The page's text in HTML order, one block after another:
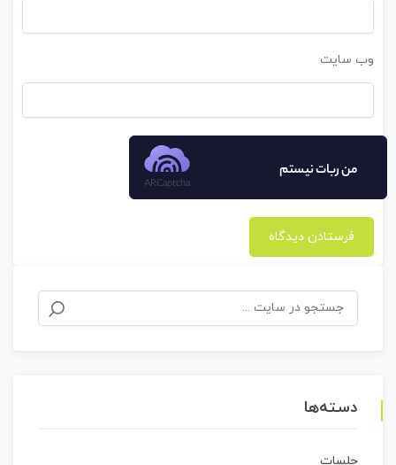
وب‌ سایت
من ربات نیستم
ARCaptcha
جستجو
برای:
دسته‌ها
جلسات